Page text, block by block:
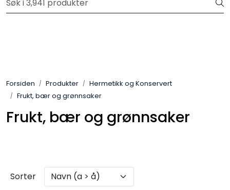
Skip to main content
Velkommen til vår nye nettbutikk! Trykk her for å lese mer
Forsiden Produkter
Hermetikk og Konservert
Frukt, bær og grønnsaker
Frukt, bær og grønnsaker
Sorter
Restaurantprodukter
Merkevarer